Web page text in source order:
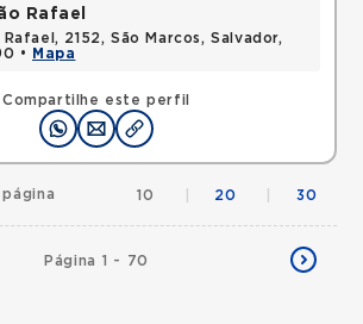
Compartilhe este perfil
Rafael
2152, São Marcos, Salvador,
•
Mapa
Página 1 - 70
10 20 30